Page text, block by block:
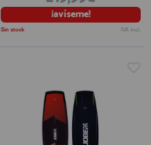
¡avíseme!
Sin stock IVA incl.